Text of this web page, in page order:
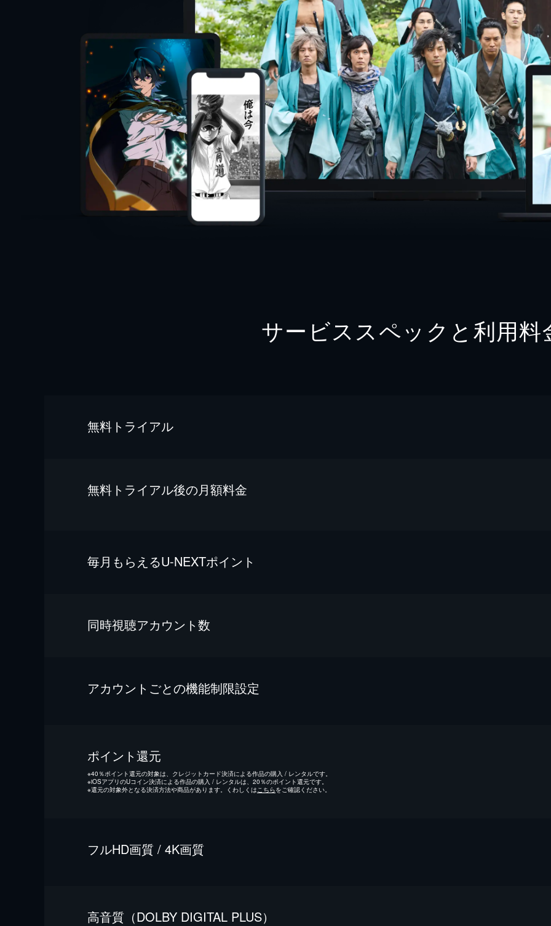
サービススペックと利用料
無料トライアル
無料トライアル後の⽉額料金
毎⽉もらえるU-NEXTポイント
同時視聴アカウント数
アカウントごとの機能制限設定
ポイント還元
※40％ポイント還元の対象は、クレジットカード決済による作品の購入 / レンタルです。
※iOSアプリのUコイン決済による作品の購入 / レンタルは、20％のポイント還元です。
※還元の対象外となる決済方法や商品があります。くわしくは こちらをご確認ください。
フルHD画質 / 4K画質
⾼⾳質（DOLBY DIGITAL PLUS）